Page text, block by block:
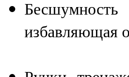
Бесшумность
избавляющая